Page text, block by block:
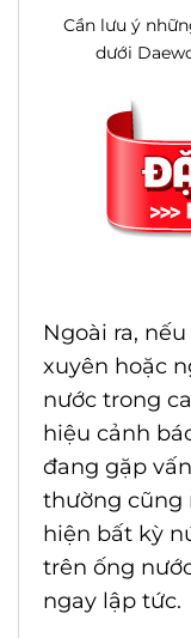
Cần lưu ý
dưới
Ngoài ra,
xuyên hoặc
nước trong
hiệu cảnh
đang gặp
thường cũng
hiện bất kỳ
trên ống
ngay lập tức.